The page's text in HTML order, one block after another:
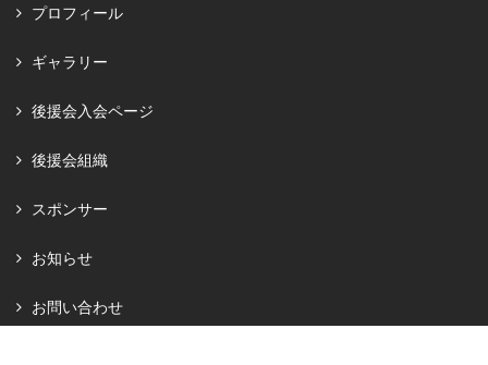
プロフィール
ギャラリー
後援会入会ページ
後援会組織
スポンサー
お知らせ
お問い合わせ